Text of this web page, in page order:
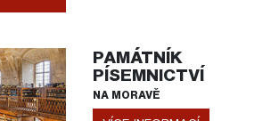
PAMÁTNÍK
PÍSEMNICTVÍ
NA MORAVĚ